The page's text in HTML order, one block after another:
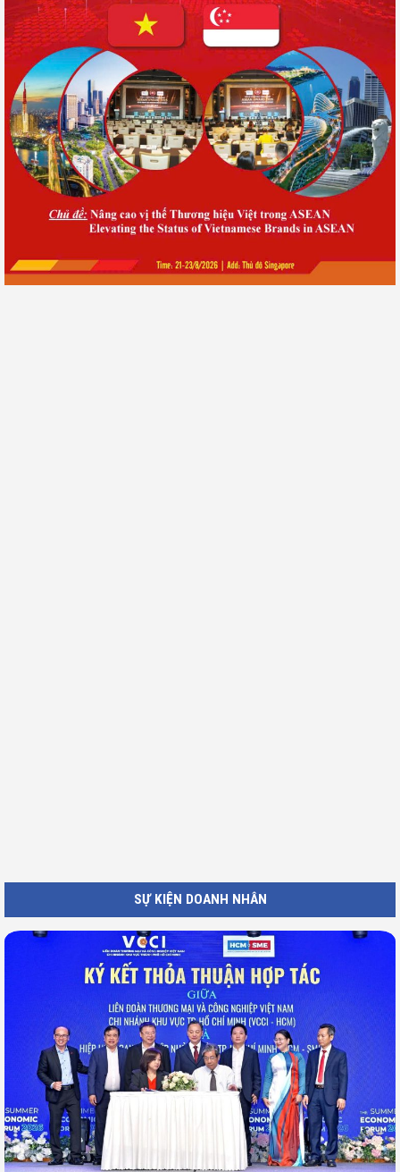
SỰ KIỆN DOANH NHÂN